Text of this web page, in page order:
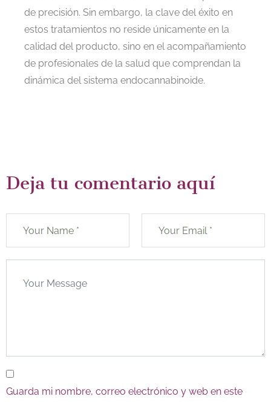
de precisión. Sin embargo, la clave del éxito en
estos tratamientos no reside únicamente en la
calidad del producto, sino en el acompañamiento
de profesionales de la salud que comprendan la
dinámica del sistema endocannabinoide.
Deja tu comentario aquí
Guarda mi nombre, correo electrónico y web en este